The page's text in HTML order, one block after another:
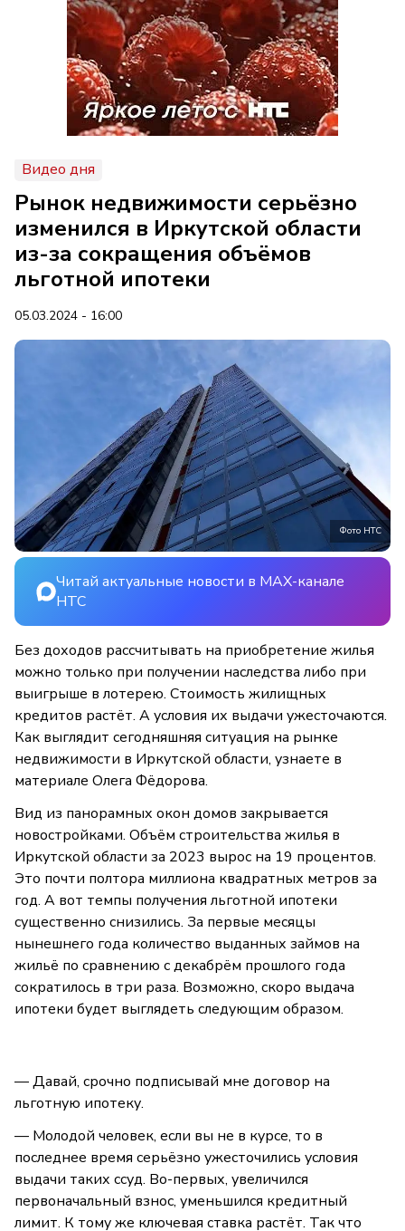
Видео дня
Рынок недвижимости серьёзно
изменился в Иркутской области
из-за сокращения объёмов
льготной ипотеки
05.03.2024 - 16:00
Фото НТС
Читай актуальные новости в MAX-канале
НТС
Без доходов рассчитывать на приобретение жилья
можно только при получении наследства либо при
выигрыше в лотерею. Стоимость жилищных
кредитов растёт. А условия их выдачи ужесточаются.
Как выглядит сегодняшняя ситуация на рынке
недвижимости в Иркутской области, узнаете в
материале Олега Фёдорова.
Вид из панорамных окон домов закрывается
новостройками. Объём строительства жилья в
Иркутской области за 2023 вырос на 19 процентов.
Это почти полтора миллиона квадратных метров за
год. А вот темпы получения льготной ипотеки
существенно снизились. За первые месяцы
нынешнего года количество выданных займов на
жильё по сравнению с декабрём прошлого года
сократилось в три раза. Возможно, скоро выдача
ипотеки будет выглядеть следующим образом.
— Давай, срочно подписывай мне договор на
льготную ипотеку.
— Молодой человек, если вы не в курсе, то в
последнее время серьёзно ужесточились условия
выдачи таких ссуд. Во-первых, увеличился
первоначальный взнос, уменьшился кредитный
лимит. К тому же ключевая ставка растёт. Так что